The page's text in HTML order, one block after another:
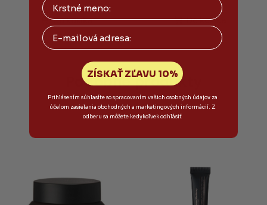
Do košíka
hodnotenie
produktu
je
Do košíka
Podobné produkty
Email
ZÍSKAŤ ZĽAVU 10%
Prihlásením súhlasíte so spracovaním vašich osobných údajov za
účelom zasielania obchodných a marketingových informácií. Z
odberu sa môžete kedykoľvek odhlásiť